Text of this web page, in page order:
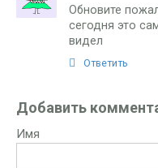
Обновите
сегодня это
видел
Ответить
Добавить
Имя